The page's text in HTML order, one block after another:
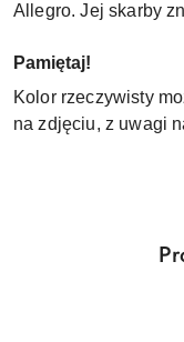
Allegro. Jej skarby
Pamiętaj!
Kolor rzeczywisty
na zdjęciu, z uwagi
Pomiń